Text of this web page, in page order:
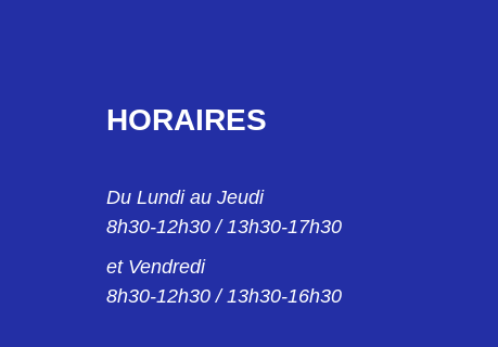
HORAIRES
Du Lundi au Jeudi
8h30-12h30 / 13h30-17h30
et Vendredi
8h30-12h30 / 13h30-16h30